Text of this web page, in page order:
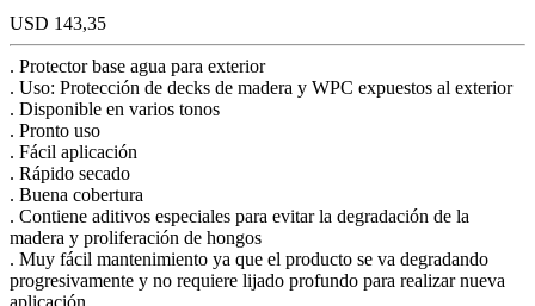
USD 143,35
. Protector base agua para exterior
. Uso: Protección de decks de madera y WPC expuestos al exterior
. Disponible en varios tonos
. Pronto uso
. Fácil aplicación
. Rápido secado
. Buena cobertura
. Contiene aditivos especiales para evitar la degradación de la
madera y proliferación de hongos
. Muy fácil mantenimiento ya que el producto se va degradando
progresivamente y no requiere lijado profundo para realizar nueva
aplicación